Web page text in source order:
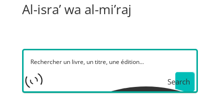
Al-isra’ wa al-mi’raj
Search